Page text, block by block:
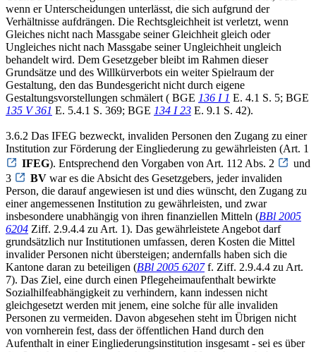
wenn er Unterscheidungen unterlässt, die sich aufgrund der
Verhältnisse aufdrängen. Die Rechtsgleichheit ist verletzt, wenn
Gleiches nicht nach Massgabe seiner Gleichheit gleich oder
Ungleiches nicht nach Massgabe seiner Ungleichheit ungleich
behandelt wird. Dem Gesetzgeber bleibt im Rahmen dieser
Grundsätze und des Willkürverbots ein weiter Spielraum der
Gestaltung, den das Bundesgericht nicht durch eigene
Gestaltungsvorstellungen schmälert ( BGE 136 I 1 E. 4.1 S. 5; BGE
135 V 361 E. 5.4.1 S. 369; BGE 134 I 23 E. 9.1 S. 42).
3.6.2 Das IFEG bezweckt, invaliden Personen den Zugang zu einer
Institution zur Förderung der Eingliederung zu gewährleisten (Art. 1
IFEG). Entsprechend den Vorgaben von Art. 112 Abs. 2
und
3
BV war es die Absicht des Gesetzgebers, jeder invaliden
Person, die darauf angewiesen ist und dies wünscht, den Zugang zu
einer angemessenen Institution zu gewährleisten, und zwar
insbesondere unabhängig von ihren finanziellen Mitteln (BBl 2005
6204 Ziff. 2.9.4.4 zu Art. 1). Das gewährleistete Angebot darf
grundsätzlich nur Institutionen umfassen, deren Kosten die Mittel
invalider Personen nicht übersteigen; andernfalls haben sich die
Kantone daran zu beteiligen (BBl 2005 6207f. Ziff. 2.9.4.4 zu Art.
7). Das Ziel, eine durch einen Pflegeheimaufenthalt bewirkte
Sozialhilfeabhängigkeit zu verhindern, kann indessen nicht
gleichgesetzt werden mit jenem, eine solche für alle invaliden
Personen zu vermeiden. Davon abgesehen steht im Übrigen nicht
von vornherein fest, dass der öffentlichen Hand durch den
Aufenthalt in einer Eingliederungsinstitution insgesamt - sei es über